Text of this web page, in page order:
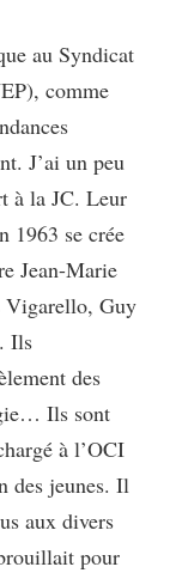
au Syndicat
comme
J’ai un peu
à la JC. Leur
1963 se crée
Jean-Marie
Vigarello, Guy
Ils
des
Ils sont
à l’OCI
des jeunes. Il
aux divers
pour